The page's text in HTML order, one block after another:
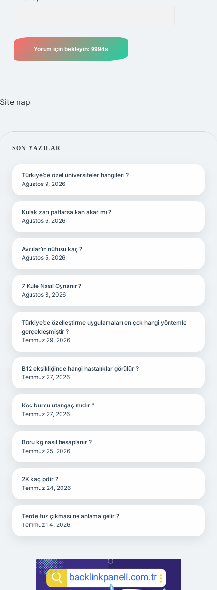
Sitemap
SIDEBAR
SON YAZILAR
Türkiye’de özel üniversiteler hangileri ?
Ağustos 9, 2026
Kulak zarı patlarsa kan akar mı ?
Ağustos 6, 2026
Avcılar’ın nüfusu kaç ?
Ağustos 5, 2026
7 Kule Nasıl Oynanır ?
Ağustos 3, 2026
Türkiye’de özelleştirme uygulamaları en çok hangi yöntemle
gerçekleşmiştir ?
Temmuz 29, 2026
B12 eksikliğinde hangi hastalıklar görülür ?
Temmuz 27, 2026
Koç burcu utangaç mıdır ?
Temmuz 27, 2026
Boru kg nasıl hesaplanır ?
Temmuz 25, 2026
2K kaç p’dir ?
Temmuz 24, 2026
Terde tuz çıkması ne anlama gelir ?
Temmuz 14, 2026